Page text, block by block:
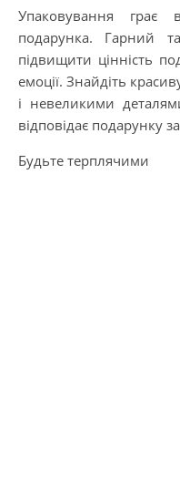
Упаковування грає
подарунка. Гарний
підвищити цінність
емоції. Знайдіть
і невеликими
відповідає подарунку
Будьте терплячими